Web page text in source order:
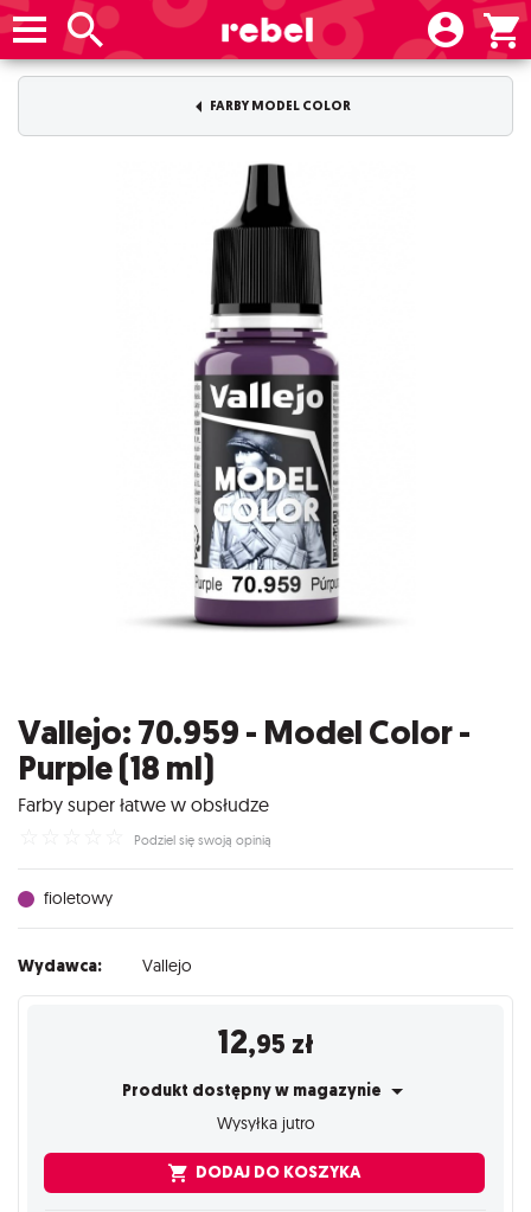
FARBY MODEL COLOR
Vallejo: 70.959 - Model Color -
Purple (18 ml)
Farby super łatwe w obsłudze
Podziel się swoją opinią
fioletowy
Wydawca: Vallejo
12,95 zł
Produkt dostępny w magazynie
Wysyłka jutro
DODAJ DO KOSZYKA